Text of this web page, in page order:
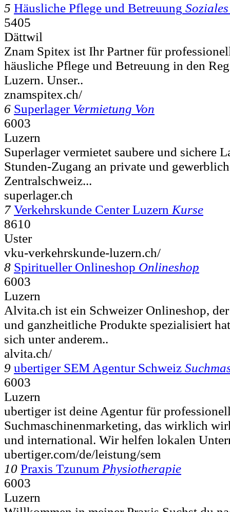
5 Häusliche Pflege und Betreuung
5405
Dättwil
Znam Spitex ist Ihr Partner für
häusliche Pflege und Betreuung in den
Luzern. Unser..
znamspitex.ch/
6 Superlager Vermietung Von
6003
Luzern
Superlager vermietet saubere und sichere
Stunden-Zugang an private und
Zentralschweiz...
superlager.ch
7 Verkehrskunde Center Luzern Kurse
8610
Uster
vku-verkehrskunde-luzern.ch/
8 Spiritueller Onlineshop Onlineshop
6003
Luzern
Alvita.ch ist ein Schweizer Onlineshop,
und ganzheitliche Produkte spezialisiert
sich unter anderem..
alvita.ch/
9 ubertiger SEM Agentur Schweiz
6003
Luzern
ubertiger ist deine Agentur für
Suchmaschinenmarketing, das wirklich
und international. Wir helfen lokalen
ubertiger.com/de/leistung/sem
10 Praxis Tzunum Physiotherapie
6003
Luzern